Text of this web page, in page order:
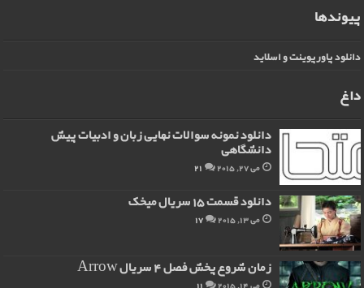
پیوندها
دانلود پاورپوینت و اسلاید
داغ
دانلود نمونه سوالات نهایی زبان و ادبیات پیش
دانشگاهی
می 27, 2015 21
دانلود قسمت 15 سریال میخک
می 13, 2015 17
زمان شروع پخش فصل 4 سریال Arrow